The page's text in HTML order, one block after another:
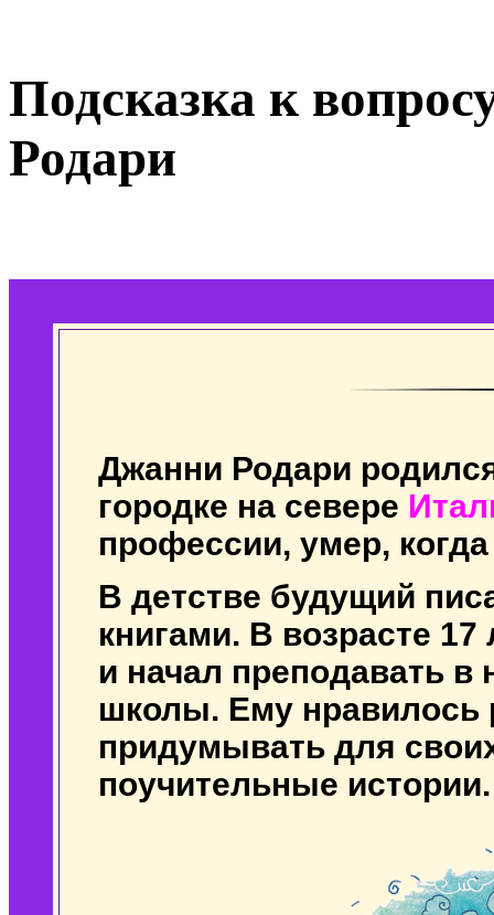
Подсказка к
Родари
Джанни Родари
городке на севере
профессии, умер,
В детстве будущий
книгами. В возрасте
и начал преподавать в
школы. Ему нравилось
придумывать для
поучительные истории.